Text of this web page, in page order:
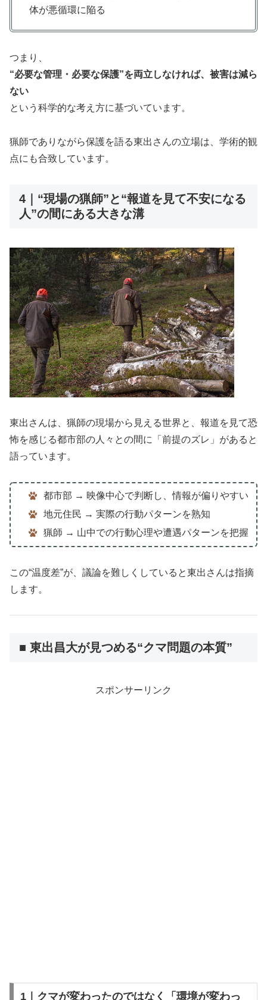
体が悪循環に陥る
つまり、
“必要な管理・必要な保護”を両立しなければ、被害は減ら
ない
という科学的な考え方に基づいています。
猟師でありながら保護を語る東出さんの立場は、学術的観
点にも合致しています。
4｜“現場の猟師”と“報道を見て不安になる
人”の間にある大きな溝
東出さんは、猟師の現場から見える世界と、報道を見て恐
怖を感じる都市部の人々との間に「前提のズレ」があると
語っています。
都市部 → 映像中心で判断し、情報が偏りやすい
地元住民 → 実際の行動パターンを熟知
猟師 → 山中での行動心理や遭遇パターンを把握
この“温度差”が、議論を難しくしていると東出さんは指摘
します。
■ 東出昌大が見つめる“クマ問題の本質”
スポンサーリンク
1｜クマが変わったのではなく「環境が変わっ